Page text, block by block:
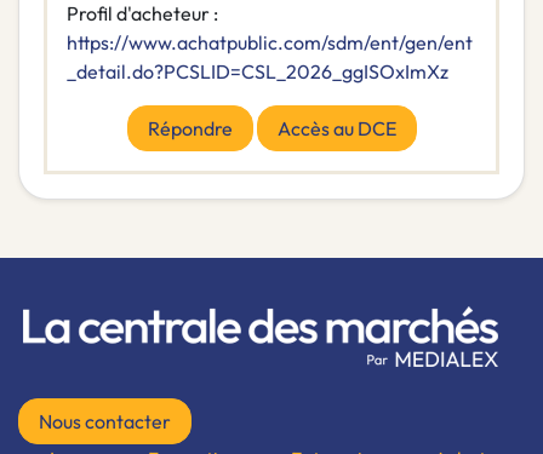
Profil d'acheteur :
https://www.achatpublic.com/sdm/ent/gen/ent
_detail.do?PCSLID=CSL_2026_ggISOxImXz
Répondre Accès au DCE
Nous contacter